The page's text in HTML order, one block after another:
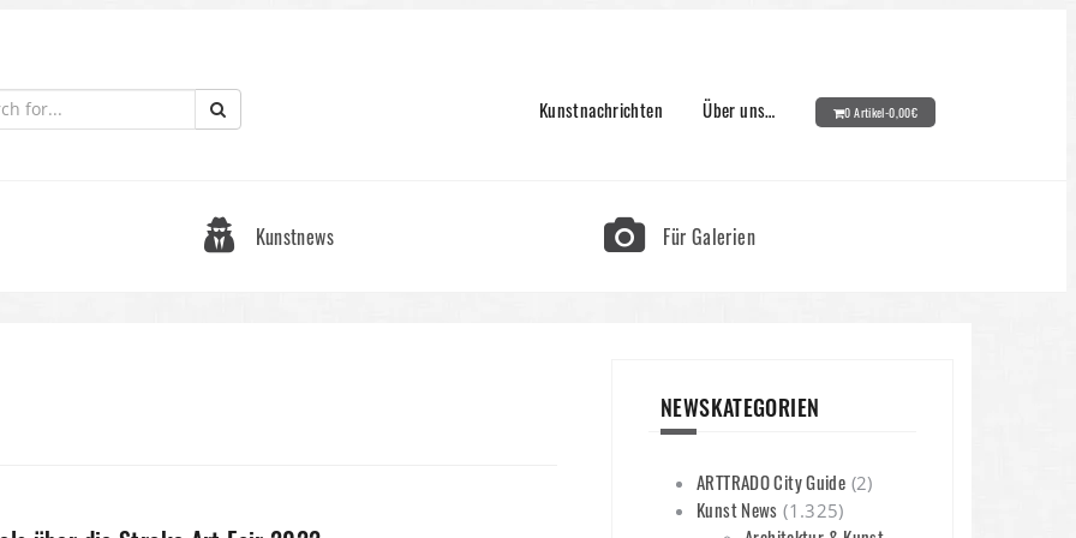
Kunstnachrichten Über uns… 0 Artikel-0,00€
Kunstnews Für Galerien
NEWSKATEGORIEN
ARTTRADO City Guide (2)
Kunst News (1.325)